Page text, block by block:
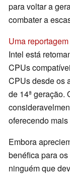
para voltar a
combater a
Uma
Intel está
CPUs
CPUs desde os
de 14ª geração.
oferecendo
Embora
benéfica para
ninguém que